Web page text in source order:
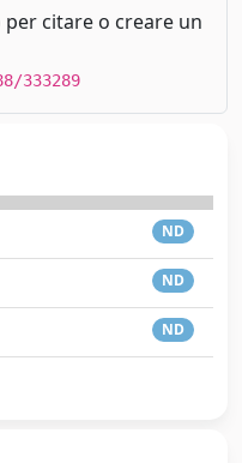
citare o creare un
333289
ND
ND
ND